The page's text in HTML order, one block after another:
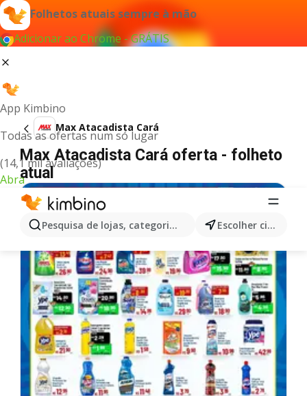
Folhetos atuais sempre à mão
Adicionar ao Chrome - GRÁTIS
App Kimbino
Todas as ofertas num só lugar
(14,1 mil avaliações)
Abra
Pesquisa de lojas, categorias,produtos... Escolher cidade
Max Atacadista Cará
Max Atacadista Cará oferta - folheto
atual